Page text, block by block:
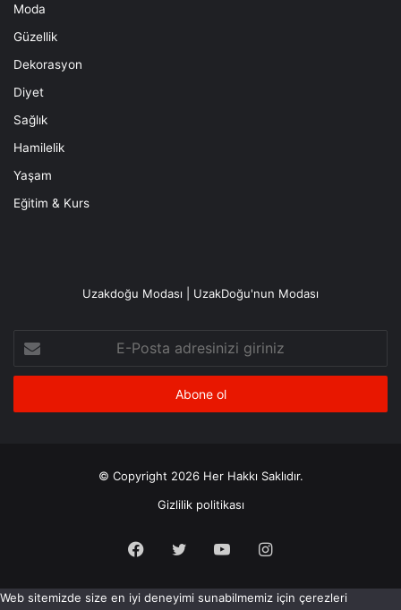
Moda
Güzellik
Dekorasyon
Diyet
Sağlık
Hamilelik
Yaşam
Eğitim & Kurs
Uzakdoğu Modası | UzakDoğu'nun Modası
Posta
adresinizi
© Copyright 2026 Her Hakkı Saklıdır.
Gizlilik politikası
Facebook
X YouTubeInstagram
Web sitemizde size en iyi deneyimi sunabilmemiz için çerezleri